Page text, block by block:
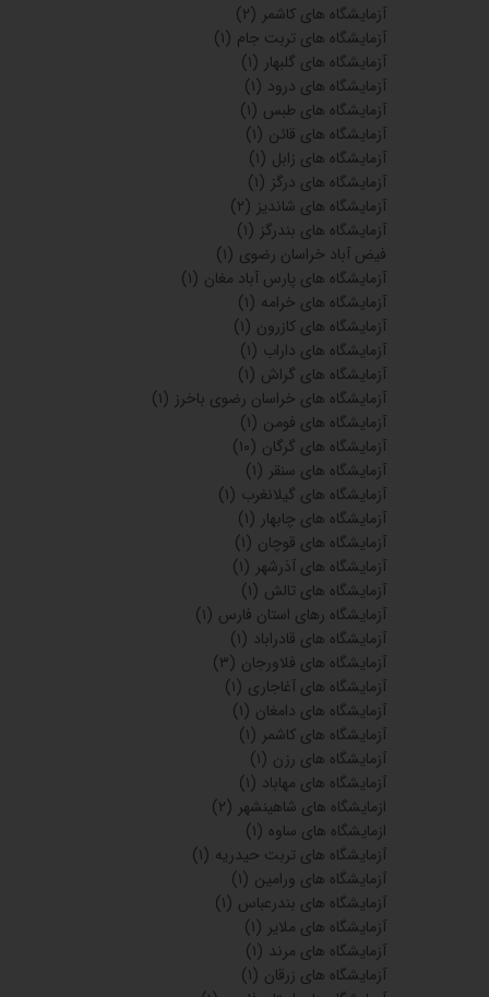
آزمایشگاه های کاشمر (۲)
آزمایشگاه های تربت جام (۱)
آزمایشگاه های گلبهار (۱)
آزمایشگاه های درود (۱)
آزمایشگاه های طبس (۱)
آزمایشگاه های قائن (۱)
آزمایشگاه های زابل (۱)
آزمایشگاه های درگز (۱)
آزمایشگاه های شاندیز (۲)
آزمایشگاه های بندرگز (۱)
فیض آباد خراسان رضوی (۱)
آزمایشگاه های پارس آباد مغان (۱)
آزمایشگاه های خرامه (۱)
آزمایشگاه های کازرون (۱)
آزمایشگاه های داراب (۱)
آزمایشگاه های گراش (۱)
آزمایشگاه های خراسان رضوی باخرز (۱)
آزمایشگاه های فومن (۱)
آزمایشگاه های گرگان (۱۰)
آزمایشگاه های سنقر (۱)
آزمایشگاه های گیلانغرب (۱)
آزمایشگاه های چابهار (۱)
آزمایشگاه های قوچان (۱)
آزمایشگاه های آذرشهر (۱)
آزمایشگاه های تالش (۱)
آزمایشگاه رهای استان فارس (۱)
آزمایشگاه های قادراباد (۱)
آزمایشگاه های فلاورجان (۳)
آزمایشگاه های آغاجاری (۱)
آزمایشگاه های دامغان (۱)
آزمایشگاه های کاشمر (۱)
آزمایشگاه های رزن (۱)
آزمایشگاه های مهاباد (۱)
ازمایشگاه های شاهینشهر (۲)
ازمایشگاه های ساوه (۱)
آزمایشگاه های تربت حیدریه (۱)
آزمایشگاه های ورامین (۱)
آزمایشگاه های بندرعباس (۱)
آزمایشگاه های ملایر (۱)
آزمایشگاه های مرند (۱)
آزمایشگاه های زرقان (۱)